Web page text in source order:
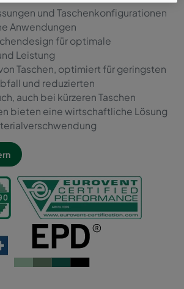
und Taschenkonfigurationen
Anwendungen
für optimale
Leistung
Taschen, optimiert für geringsten
und reduzierten
auch bei kürzeren Taschen
bieten eine wirtschaftliche Lösung